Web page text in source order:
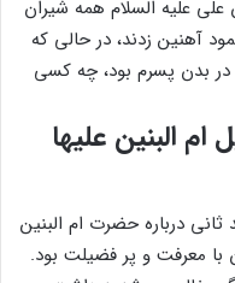
علیه ‏السلام همه شیران
آهنین زدند، در حالی که
بدن پسرم بود، چه کسی
البنین علیها
ثانی درباره حضرت ام‏ البنین
با معرفت و پر فضیلت بود.